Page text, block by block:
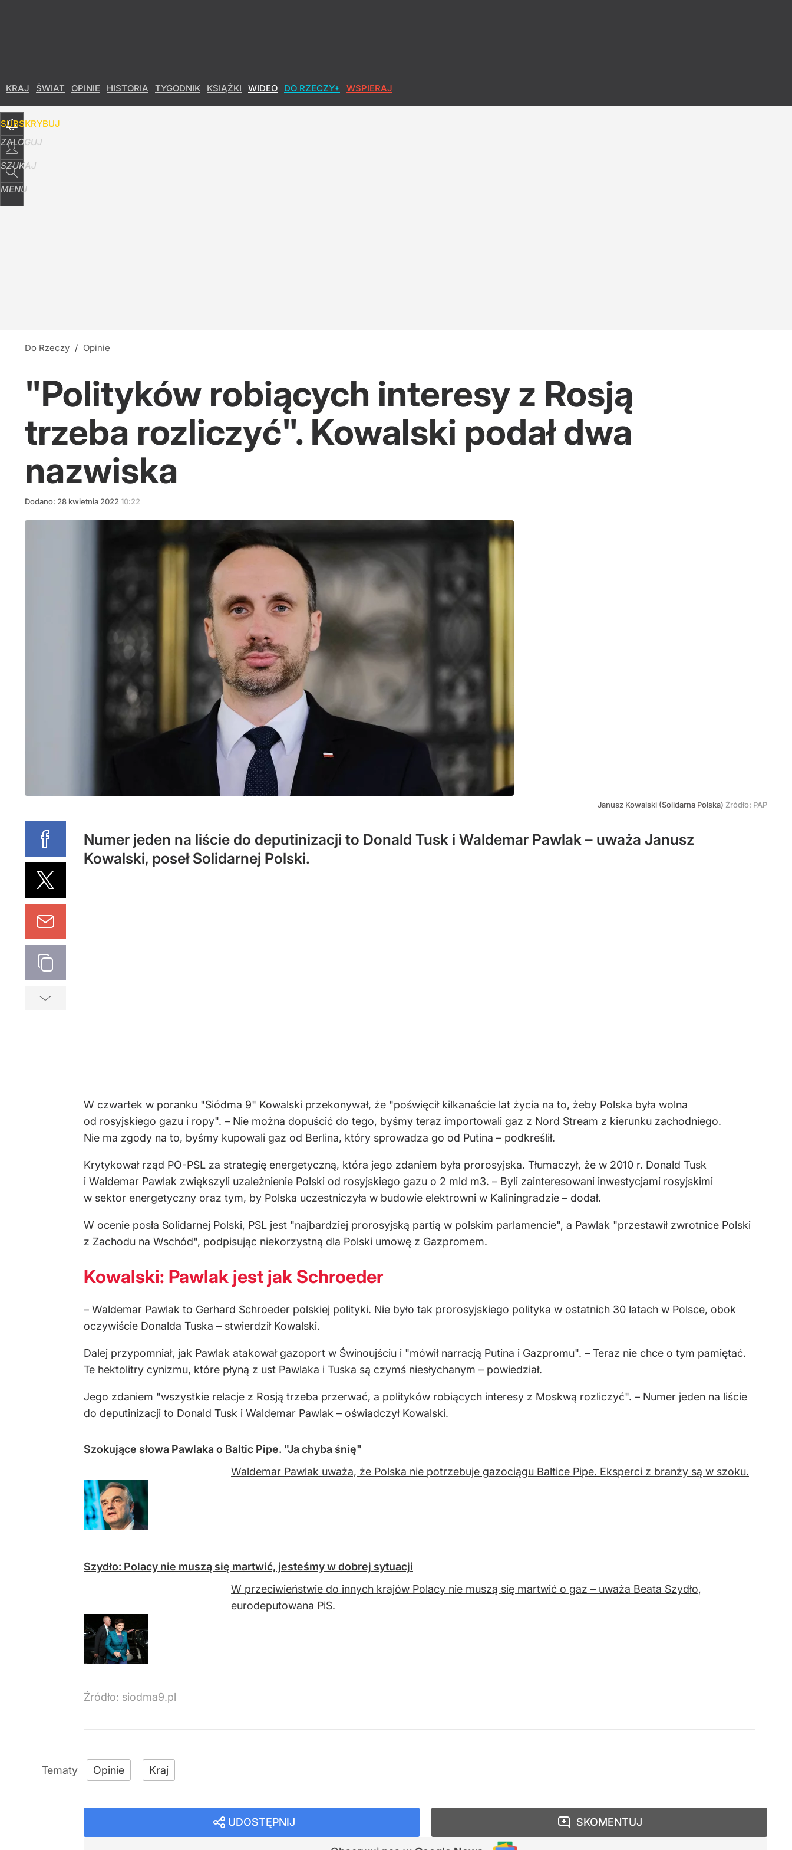
KRAJ ŚWIAT OPINIE HISTORIA TYGODNIK KSIĄŻKI WIDEO DO RZECZY+ WSPIERAJ
SUBSKRYBUJ
ZALOGUJ
SZUKAJ
MENU
Do Rzeczy / Opinie
"Polityków robiących interesy z Rosją
trzeba rozliczyć". Kowalski podał dwa
nazwiska
Dodano: 28 kwietnia 2022 10:22
Janusz Kowalski (Solidarna Polska) Źródło: PAP
Numer jeden na liście do deputinizacji to Donald Tusk i Waldemar Pawlak – uważa Janusz
Kowalski, poseł Solidarnej Polski.
W czwartek w poranku "Siódma 9" Kowalski przekonywał, że "poświęcił kilkanaście lat życia na to, żeby Polska była wolna
od rosyjskiego gazu i ropy". – Nie można dopuścić do tego, byśmy teraz importowali gaz z Nord Stream z kierunku zachodniego.
Nie ma zgody na to, byśmy kupowali gaz od Berlina, który sprowadza go od Putina – podkreślił.
Krytykował rząd PO-PSL za strategię energetyczną, która jego zdaniem była prorosyjska. Tłumaczył, że w 2010 r. Donald Tusk
i Waldemar Pawlak zwiększyli uzależnienie Polski od rosyjskiego gazu o 2 mld m3. – Byli zainteresowani inwestycjami rosyjskimi
w sektor energetyczny oraz tym, by Polska uczestniczyła w budowie elektrowni w Kaliningradzie – dodał.
W ocenie posła Solidarnej Polski, PSL jest "najbardziej prorosyjską partią w polskim parlamencie", a Pawlak "przestawił zwrotnice Polski
z Zachodu na Wschód", podpisując niekorzystną dla Polski umowę z Gazpromem.
Kowalski: Pawlak jest jak Schroeder
– Waldemar Pawlak to Gerhard Schroeder polskiej polityki. Nie było tak prorosyjskiego polityka w ostatnich 30 latach w Polsce, obok
oczywiście Donalda Tuska – stwierdził Kowalski.
Dalej przypomniał, jak Pawlak atakował gazoport w Świnoujściu i "mówił narracją Putina i Gazpromu". – Teraz nie chce o tym pamiętać.
Te hektolitry cynizmu, które płyną z ust Pawlaka i Tuska są czymś niesłychanym – powiedział.
Jego zdaniem "wszystkie relacje z Rosją trzeba przerwać, a polityków robiących interesy z Moskwą rozliczyć". – Numer jeden na liście
do deputinizacji to Donald Tusk i Waldemar Pawlak – oświadczył Kowalski.
Szokujące słowa Pawlaka o Baltic Pipe. "Ja chyba śnię"
Waldemar Pawlak uważa, że Polska nie potrzebuje gazociągu Baltice Pipe. Eksperci z branży są w szoku.
Szydło: Polacy nie muszą się martwić, jesteśmy w dobrej sytuacji
W przeciwieństwie do innych krajów Polacy nie muszą się martwić o gaz – uważa Beata Szydło,
eurodeputowana PiS.
Źródło: siodma9.pl
Opinie Kraj
UDOSTĘPNIJ SKOMENTUJ